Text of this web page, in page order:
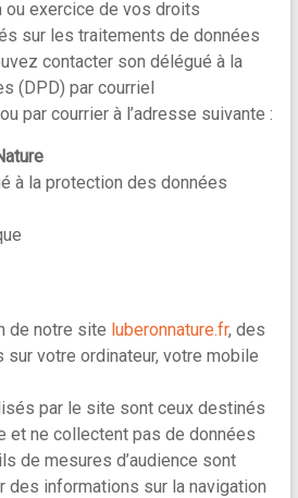
ou exercice de vos droits
sur les traitements de données
contacter son délégué à la
(DPD) par courriel
par courrier à l’adresse suivante :
à la protection des données
de notre site luberonnature.fr, des
votre ordinateur, votre mobile
par le site sont ceux destinés
et ne collectent pas de données
de mesures d’audience sont
des informations sur la navigation